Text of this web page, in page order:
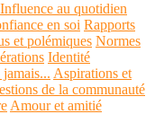
Influence au quotidien
en soi Rapports
et polémiques Normes
Identité
jamais... Aspirations et
de la communauté
Amour et amitié